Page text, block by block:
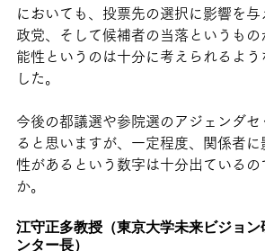
においても、投票先の選択に影響を与
政党、そして候補者の当落というも
能性というのは十分に考えられるよう
した。
今後の都議選や参院選のアジェンダセ
ると思いますが、一定程度、関係者
性があるという数字は十分出ているの
か。
江守正多教授（東京大学未来ビジョ
ンター長）